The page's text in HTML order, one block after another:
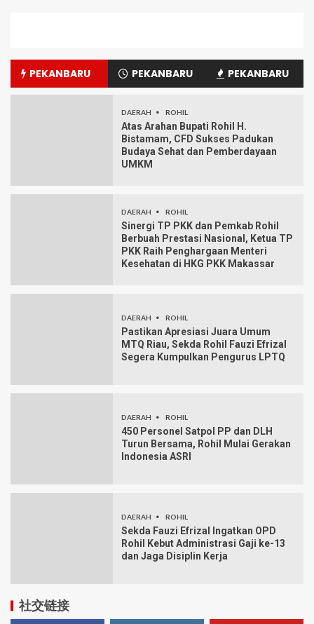
PEKANBARU PEKANBARU PEKANBARU
DAERAH ROHIL
Atas Arahan Bupati Rohil H.
Bistamam, CFD Sukses Padukan
Budaya Sehat dan Pemberdayaan
UMKM
DAERAH ROHIL
Sinergi TP PKK dan Pemkab Rohil
Berbuah Prestasi Nasional, Ketua TP
PKK Raih Penghargaan Menteri
Kesehatan di HKG PKK Makassar
DAERAH ROHIL
Pastikan Apresiasi Juara Umum
MTQ Riau, Sekda Rohil Fauzi Efrizal
Segera Kumpulkan Pengurus LPTQ
DAERAH ROHIL
450 Personel Satpol PP dan DLH
Turun Bersama, Rohil Mulai Gerakan
Indonesia ASRI
DAERAH ROHIL
Sekda Fauzi Efrizal Ingatkan OPD
Rohil Kebut Administrasi Gaji ke-13
dan Jaga Disiplin Kerja
社交链接